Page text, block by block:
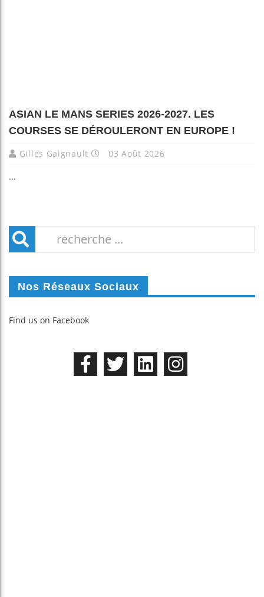
ASIAN LE MANS SERIES 2026-2027. LES
COURSES SE DÉROULERONT EN EUROPE !
Gilles Gaignault 03 Août 2026
...
Nos Réseaux Sociaux
Find us on Facebook